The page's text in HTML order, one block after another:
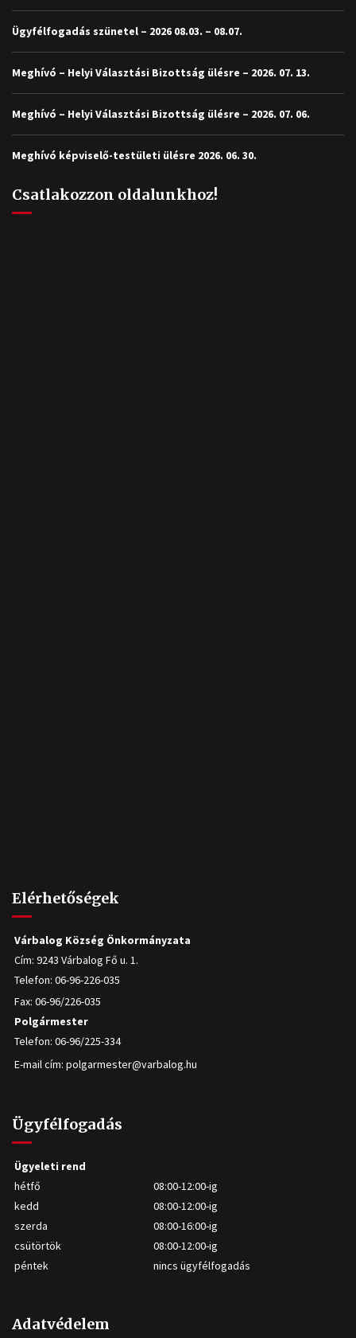
Ügyfélfogadás szünetel – 2026 08.03. – 08.07.
Meghívó – Helyi Választási Bizottság ülésre – 2026. 07. 13.
Meghívó – Helyi Választási Bizottság ülésre – 2026. 07. 06.
Meghívó képviselő-testületi ülésre 2026. 06. 30.
Csatlakozzon oldalunkhoz!
Elérhetőségek
Várbalog Község Önkormányzata
Cím: 9243 Várbalog Fő u. 1.
Telefon: 06-96-226-035
Fax: 06-96/226-035
Polgármester
Telefon: 06-96/225-334
E-mail cím: polgarmester@varbalog.hu
Ügyfélfogadás
Ügyeleti rend
hétfő
08:00-12:00-ig
kedd
08:00-12:00-ig
szerda
08:00-16:00-ig
csütörtök
08:00-12:00-ig
péntek
nincs ügyfélfogadás
Adatvédelem